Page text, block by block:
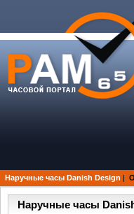
Наручные часы Danish Design |
Наручные часы